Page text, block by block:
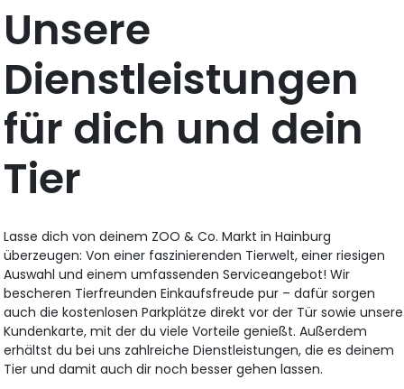
Unsere
Dienstleistungen
für dich und dein
Tier
Lasse dich von deinem ZOO & Co. Markt in Hainburg
überzeugen: Von einer faszinierenden Tierwelt, einer riesigen
Auswahl und einem umfassenden Serviceangebot! Wir
bescheren Tierfreunden Einkaufsfreude pur – dafür sorgen
auch die kostenlosen Parkplätze direkt vor der Tür sowie unsere
Kundenkarte, mit der du viele Vorteile genießt. Außerdem
erhältst du bei uns zahlreiche Dienstleistungen, die es deinem
Tier und damit auch dir noch besser gehen lassen.